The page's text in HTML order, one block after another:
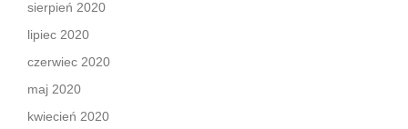
sierpień 2020
lipiec 2020
czerwiec 2020
maj 2020
kwiecień 2020